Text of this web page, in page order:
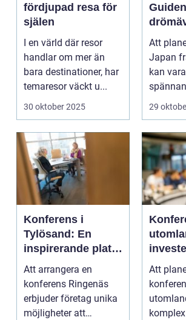
fördjupad resa för
själen
I en värld där resor
handlar om mer än
bara destinationer, har
temaresor väckt u...
30 oktober 2025
Att
Japan
kan
29
Konferens i
Tylösand: En
inspirerande plats
för din nästa
företagssammank
omst
Att arrangera en
konferens Ringenäs
erbjuder företag unika
möjligheter att
nätverk
Att